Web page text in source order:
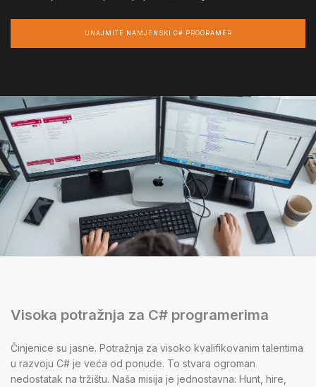
UNAJMITE NAMJENSKI C# PROGRAMER
Visoka potražnja za C# programerima
Činjenice su jasne. Potražnja za visoko kvalifikovanim talentima
u razvoju C# je veća od ponude. To stvara ogroman
nedostatak na tržištu. Naša misija je jednostavna: Hunt, hire,